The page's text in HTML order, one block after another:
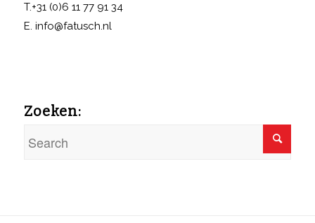
T.+31 (0)6 11 77 91 34
E. info@fatusch.nl
Zoeken: